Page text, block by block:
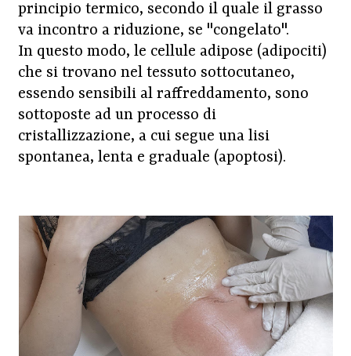
principio termico, secondo il quale il grasso
va incontro a riduzione, se "congelato".
In questo modo, le cellule adipose (adipociti)
che si trovano nel tessuto sottocutaneo,
essendo sensibili al raffreddamento, sono
sottoposte ad un processo di
cristallizzazione, a cui segue una lisi
spontanea, lenta e graduale (apoptosi).